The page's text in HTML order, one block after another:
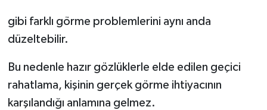
gibi farklı görme problemlerini aynı anda
düzeltebilir.
Bu nedenle hazır gözlüklerle elde edilen geçici
rahatlama, kişinin gerçek görme ihtiyacının
karşılandığı anlamına gelmez.